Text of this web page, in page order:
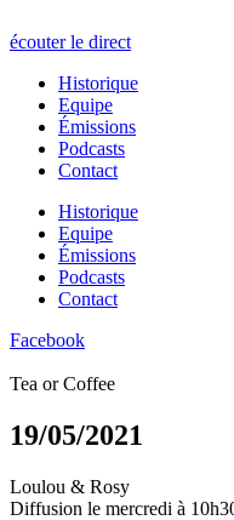
écouter le direct
Historique
Equipe
Émissions
Podcasts
Contact
Historique
Equipe
Émissions
Podcasts
Contact
Facebook
Tea or Coffee
19/05/2021
Loulou & Rosy
Diffusion le mercredi à